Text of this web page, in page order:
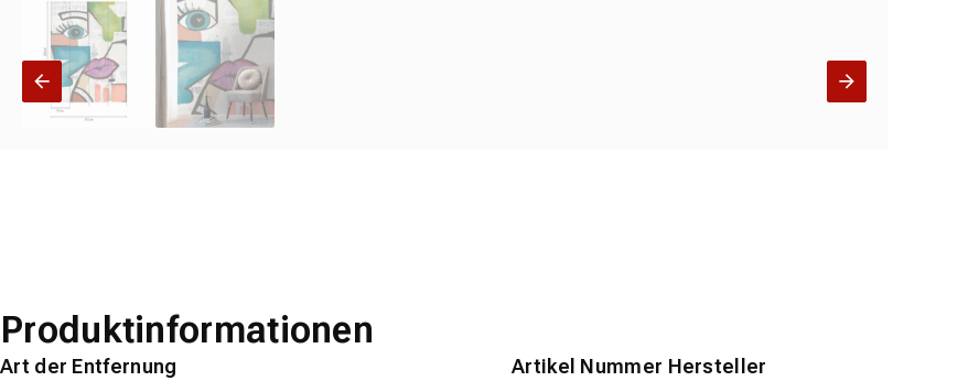
Produktinformationen
Art der Entfernung Artikel Nummer Hersteller